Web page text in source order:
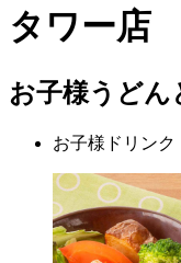
タワー店
お子様うどん
お子様ドリンク